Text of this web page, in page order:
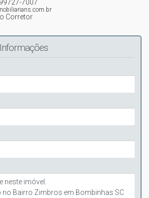
7007
Corretor